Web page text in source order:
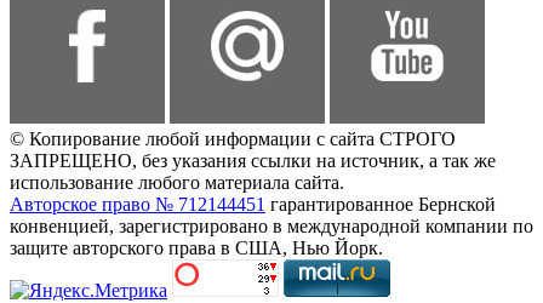
© Копирование любой информации с сайта СТРОГО
ЗАПРЕЩЕНО, без указания ссылки на источник, а так же
использование любого материала сайта.
Авторское право № 712144451 гарантированное Бернской
конвенцией, зарегистрировано в международной компании по
защите авторского права в США, Нью Йорк.